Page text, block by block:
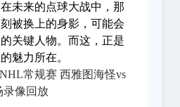
未来的点球大战中，那
被换上的身影，可能会
关键人物。而这，正是
魅力所在。
常规赛 西雅图海怪vs
录像回放